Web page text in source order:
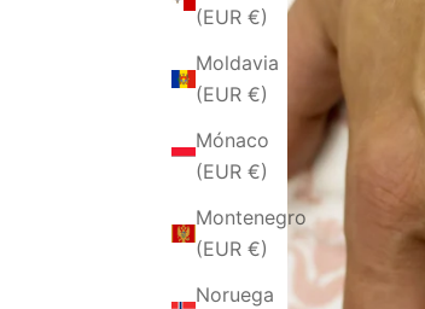
(EUR €)
Moldavia
(EUR €)
Mónaco
(EUR €)
Montenegro
(EUR €)
Noruega